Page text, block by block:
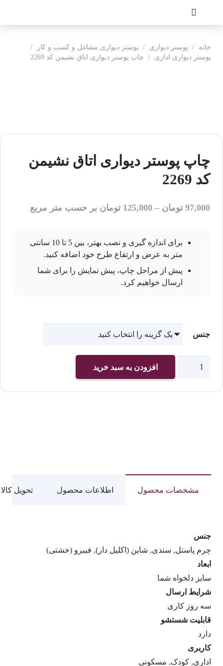
خانه / پوستر دیواری / پوستر دیواری مشاغل و کسب و کار
/
پوستر دیواری اداری
/ چاپ پوستر دیواری اتاق نشیمن کد 2269
چاپ پوستر دیواری اتاق نشیمن
کد 2269
97,000 تومان –
125,000 تومان بر حسب متر مربع
برای اندازه گیری و نصب بهتر، بین 5 تا 10 سانتی
متر به عرض و ارتفاع طرح خود اضافه کنید.
پیش از مراحل چاپ، پیش نمایش را برای شما
ارسال خواهیم کرد.
جنس
چاپ
دیواری
افزودن به سبد خرید
مشخصات محصول اطلاعات محصول تحویل کالا
جنس
چرم پاستل, سندی, شاین (اکلیل دار), فیبرو (خشتی)
ابعاد
سایز دلخواه شما
شرایط ارسال
سه روز کاری
قابلیت شستشو
دارد
کاربری
اداری, کودک, مسکونی